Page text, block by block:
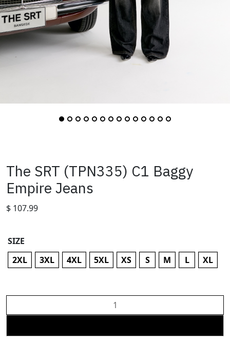
The SRT (TPN335) C1 Baggy
Empire Jeans
$ 107.99
SIZE
2XL
3XL 4XL 5XL XS S M L XL
SRT
C1